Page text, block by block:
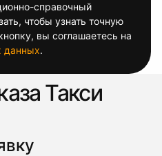
справочный
чтобы узнать точную
вы соглашаетесь на
данных.
Такси